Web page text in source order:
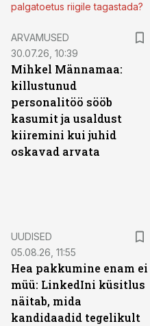
palgatoetus riigile tagastada?
ARVAMUSED
30.07.26, 10:39
Mihkel Männamaa:
killustunud
personalitöö sööb
kasumit ja usaldust
kiiremini kui juhid
oskavad arvata
UUDISED
05.08.26, 11:55
Hea pakkumine enam ei
müü: LinkedIni küsitlus
näitab, mida
kandidaadid tegelikult